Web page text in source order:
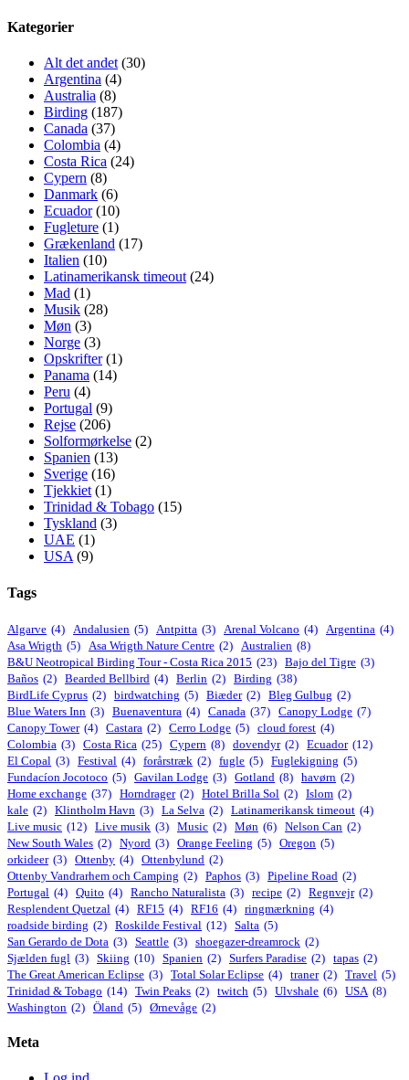
Kategorier
Alt det andet (30)
Argentina (4)
Australia (8)
Birding (187)
Canada (37)
Colombia (4)
Costa Rica (24)
Cypern (8)
Danmark (6)
Ecuador(10)
Fugleture (1)
Grækenland (17)
Italien (10)
Latinamerikansk timeout (24)
Mad (1)
Musik (28)
Møn (3)
Norge (3)
Opskrifter(1)
Panama (14)
Peru (4)
Portugal (9)
Rejse (206)
Solformørkelse (2)
Spanien (13)
Sverige (16)
Tjekkiet (1)
Trinidad & Tobago (15)
Tyskland (3)
UAE (1)
USA (9)
Tags
Algarve (4) Andalusien (5) Antpitta (3) Arenal Volcano (4) Argentina (4)
Asa Wrigth (5) Asa Wrigth Nature Centre (2) Australien (8)
B&U Neotropical Birding Tour - Costa Rica 2015 (23) Bajo del Tigre (3)
Baños (2) Bearded Bellbird (4) Berlin (2) Birding (38)
BirdLife Cyprus (2) birdwatching (5) Biæder (2) Bleg Gulbug (2)
Blue Waters Inn (3) Buenaventura (4) Canada (37) Canopy Lodge (7)
Canopy Tower (4) Castara (2) Cerro Lodge (5) cloud forest (4)
Colombia (3) Costa Rica (25) Cypern (8) dovendyr (2) Ecuador (12)
El Copal (3) Festival (4) forårstræk (2) fugle (5) Fuglekigning (5)
Fundacíon Jocotoco (5) Gavilan Lodge (3) Gotland (8) havørn (2)
Home exchange (37) Horndrager (2) Hotel Brilla Sol (2) Islom (2)
kale (2) Klintholm Havn (3) La Selva (2) Latinamerikansk timeout (4)
Live music (12) Live musik (3) Music (2) Møn (6) Nelson Can (2)
New South Wales (2) Nyord (3) Orange Feeling (5) Oregon (5)
orkideer (3) Ottenby (4) Ottenbylund (2)
Ottenby Vandrarhem och Camping (2) Paphos (3) Pipeline Road (2)
Portugal (4) Quito (4) Rancho Naturalista (3) recipe (2) Regnvejr (2)
Resplendent Quetzal (4) RF15 (4) RF16 (4) ringmærkning (4)
roadside birding (2) Roskilde Festival (12) Salta (5)
San Gerardo de Dota (3) Seattle (3) shoegazer-dreamrock (2)
Sjælden fugl (3) Skiing (10) Spanien (2) Surfers Paradise (2) tapas (2)
The Great American Eclipse (3) Total Solar Eclipse (4) traner (2) Travel (5)
Trinidad & Tobago (14) Twin Peaks (2) twitch (5) Ulvshale (6) USA (8)
Washington (2) Öland (5) Ørnevåge (2)
Meta